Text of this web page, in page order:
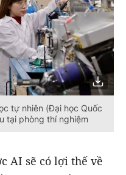
tự nhiên (Đại học Quốc
tại phòng thí nghiệm
AI sẽ có lợi thế về